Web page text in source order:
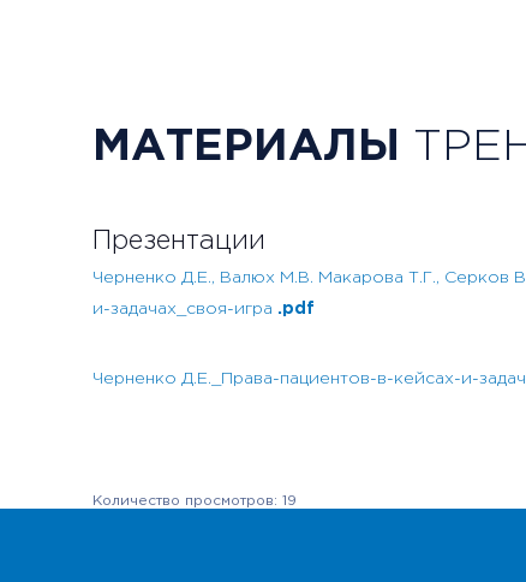
МАТЕРИАЛЫ
Презентации
Черненко Д.Е., Валюх М.В. Макарова Т.Г., Серков
и-задачах_своя-игра .pdf
Черненко Д.Е._Права-пациентов-в-кейсах-и-
Количество просмотров: 19